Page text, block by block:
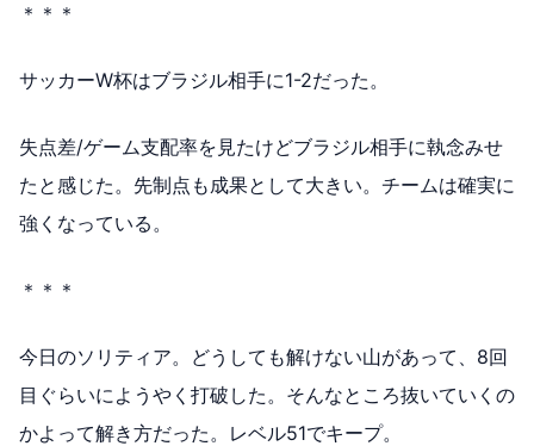
＊＊＊
サッカーW杯はブラジル相手に1-2だった。
失点差/ゲーム支配率を見たけどブラジル相手に執念みせ
たと感じた。先制点も成果として大きい。チームは確実に
強くなっている。
＊＊＊
今日のソリティア。どうしても解けない山があって、8回
目ぐらいにようやく打破した。そんなところ抜いていくの
かよって解き方だった。レベル51でキープ。